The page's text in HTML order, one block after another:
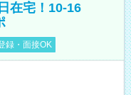
在宅！10-16
録・面接OK